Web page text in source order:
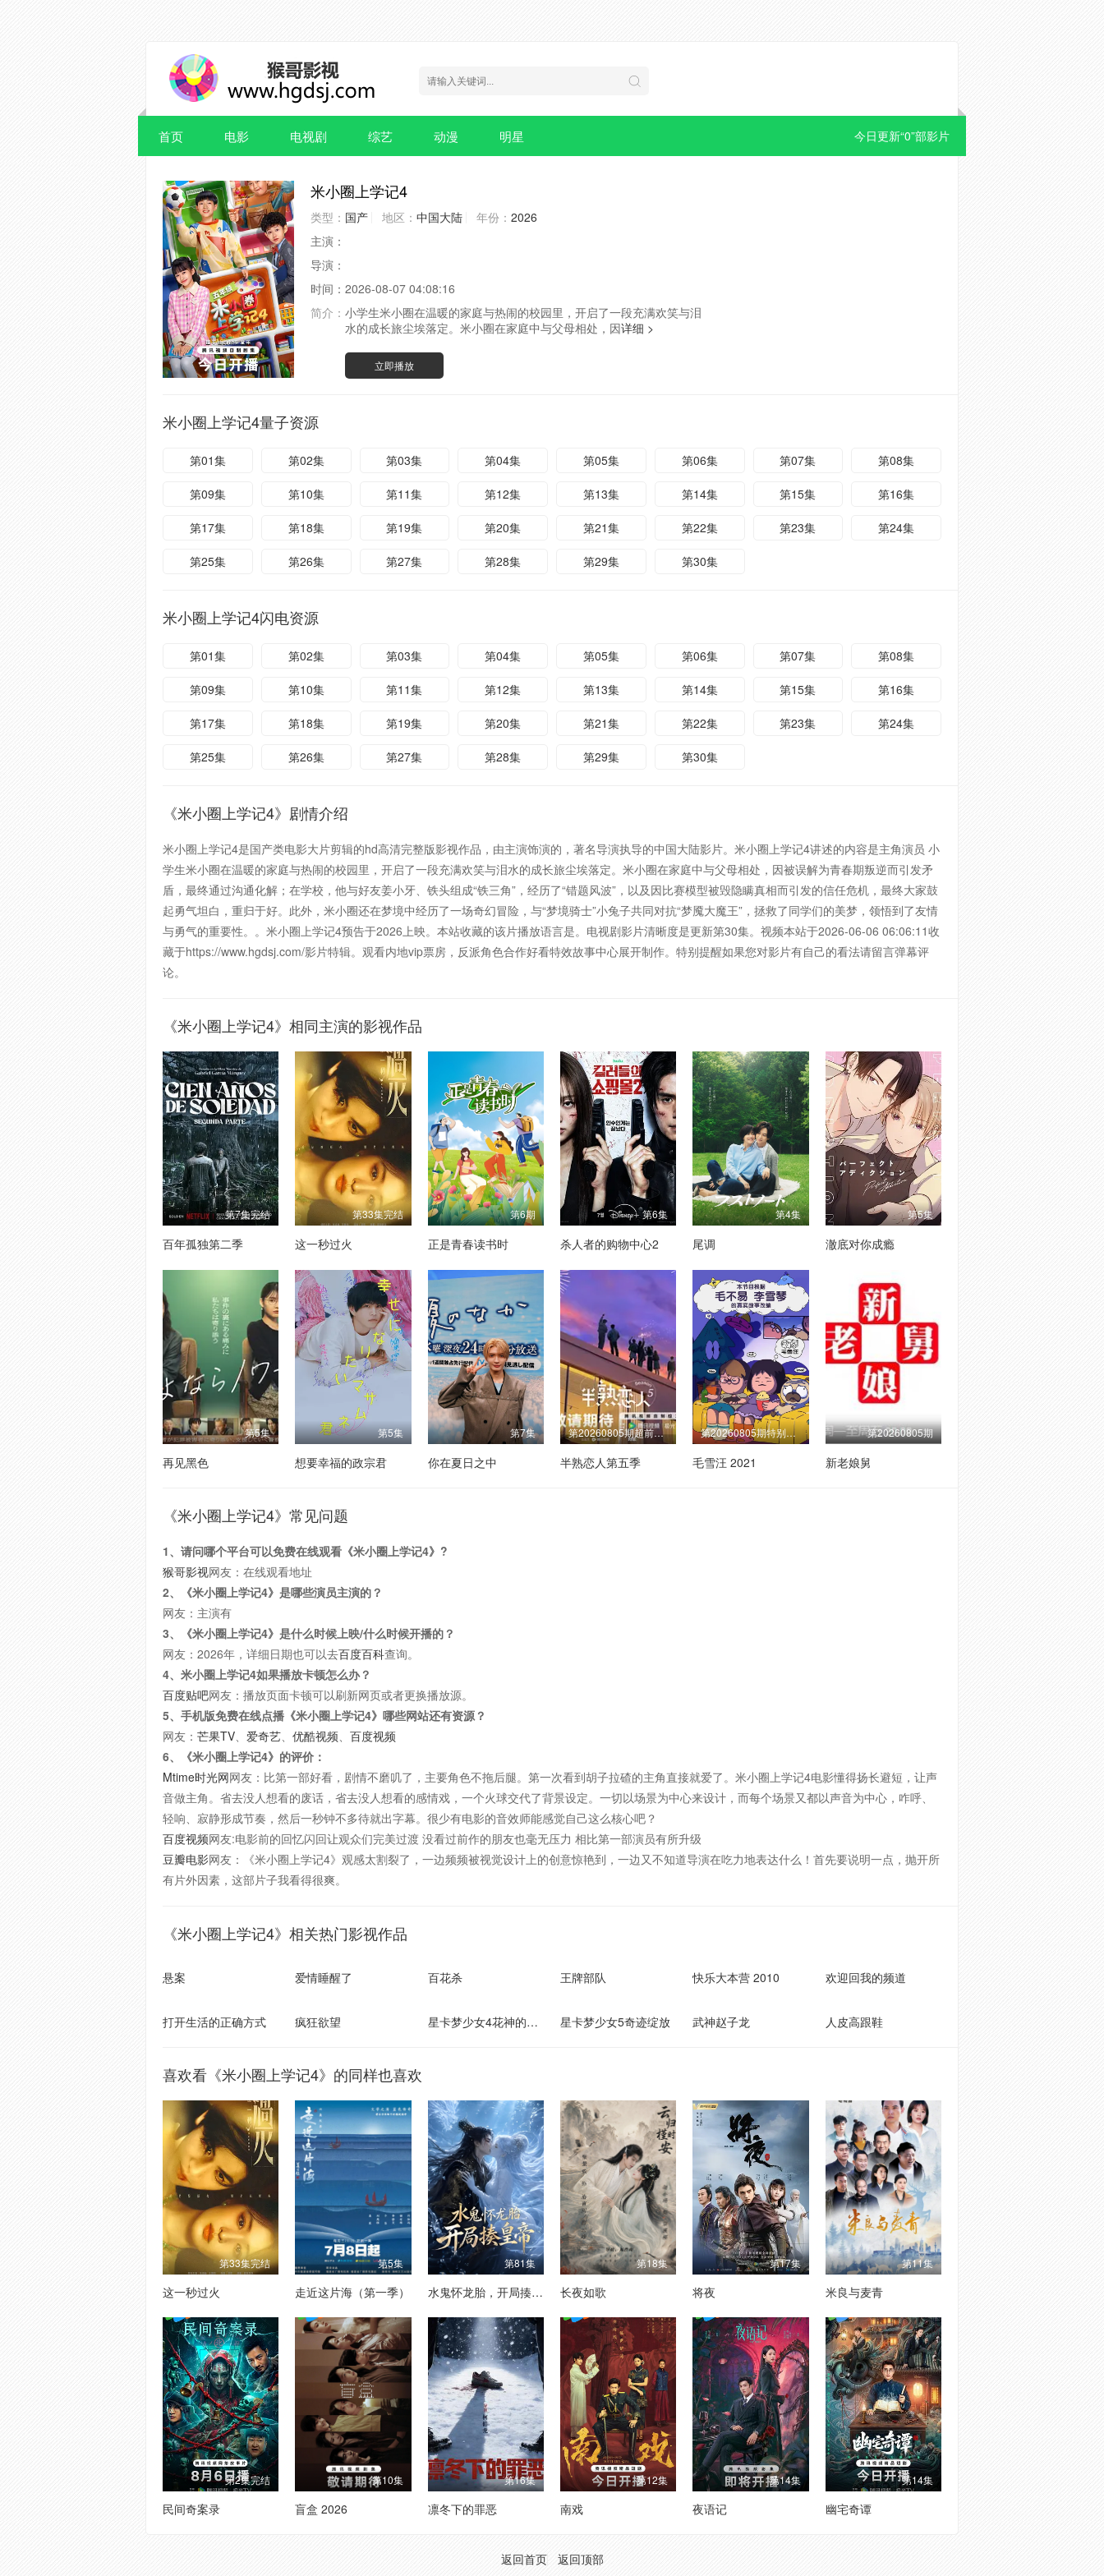
今日更新“0”部影片
首页 电影 电视剧 综艺 动漫 明星
米小圈上学记4
类型： 国产 地区： 中国大陆 年份： 2026
主演：
导演：
时间： 2026-08-07 04:08:16
简介： 小学生米小圈在温暖的家庭与热闹的校园里，开启了一段充满欢笑与泪
水的成长旅尘埃落定。米小圈在家庭中与父母相处，因详细 >
立即播放
米小圈上学记4量子资源
第01集 第02集 第03集 第04集 第05集 第06集 第07集 第08集
第09集 第10集 第11集 第12集 第13集 第14集 第15集 第16集
第17集 第18集 第19集 第20集 第21集 第22集 第23集 第24集
第25集 第26集 第27集 第28集 第29集 第30集
米小圈上学记4闪电资源
第01集 第02集 第03集 第04集 第05集 第06集 第07集 第08集
第09集 第10集 第11集 第12集 第13集 第14集 第15集 第16集
第17集 第18集 第19集 第20集 第21集 第22集 第23集 第24集
第25集 第26集 第27集 第28集 第29集 第30集
《米小圈上学记4》剧情介绍
米小圈上学记4是国产类电影大片剪辑的hd高清完整版影视作品，由主演饰演的，著名导演执导的中国大陆影片。米小圈上学记4讲述的内容是主角演员 小
学生米小圈在温暖的家庭与热闹的校园里，开启了一段充满欢笑与泪水的成长旅尘埃落定。米小圈在家庭中与父母相处，因被误解为青春期叛逆而引发矛
盾，最终通过沟通化解；在学校，他与好友姜小牙、铁头组成“铁三角”，经历了“错题风波”，以及因比赛模型被毁隐瞒真相而引发的信任危机，最终大家鼓
起勇气坦白，重归于好。此外，米小圈还在梦境中经历了一场奇幻冒险，与“梦境骑士”小兔子共同对抗“梦魇大魔王”，拯救了同学们的美梦，领悟到了友情
与勇气的重要性。。米小圈上学记4预告于2026上映。本站收藏的该片播放语言是。电视剧影片清晰度是更新第30集。视频本站于2026-06-06 06:06:11收
藏于https://www.hgdsj.com/影片特辑。观看内地vip票房，反派角色合作好看特效故事中心展开制作。特别提醒如果您对影片有自己的看法请留言弹幕评
论。
《米小圈上学记4》相同主演的影视作品
第7集完结
百年孤独第二季
第33集完结
这一秒过火
第6期
正是青春读书时
第6集
杀人者的购物中心2
第4集
尾调
第5集
澈底对你成瘾
第5集
再见黑色
第5集
想要幸福的政宗君
第7集
你在夏日之中
第20260805期超前彩蛋
半熟恋人第五季
第20260805期特别联动
毛雪汪 2021
第20260805期
新老娘舅
《米小圈上学记4》常见问题
1、请问哪个平台可以免费在线观看《米小圈上学记4》?
猴哥影视网友：在线观看地址
2、《米小圈上学记4》是哪些演员主演的？
网友：主演有
3、《米小圈上学记4》是什么时候上映/什么时候开播的？
网友：2026年，详细日期也可以去百度百科查询。
4、米小圈上学记4如果播放卡顿怎么办？
百度贴吧网友：播放页面卡顿可以刷新网页或者更换播放源。
5、手机版免费在线点播《米小圈上学记4》哪些网站还有资源？
网友： 芒果TV 爱奇艺 优酷视频
百度视频
6、《米小圈上学记4》的评价：
Mtime时光网网友：比第一部好看，剧情不磨叽了，主要角色不拖后腿。第一次看到胡子拉碴的主角直接就爱了。米小圈上学记4电影懂得扬长避短，让声
音做主角。省去没人想看的废话，省去没人想看的感情戏，一个火球交代了背景设定。一切以场景为中心来设计，而每个场景又都以声音为中心，咋呼、
轻响、寂静形成节奏，然后一秒钟不多待就出字幕。很少有电影的音效师能感觉自己这么核心吧？
百度视频网友:电影前的回忆闪回让观众们完美过渡 没看过前作的朋友也毫无压力 相比第一部演员有所升级
豆瓣电影网友：《米小圈上学记4》观感太割裂了，一边频频被视觉设计上的创意惊艳到，一边又不知道导演在吃力地表达什么！首先要说明一点，抛开所
有片外因素，这部片子我看得很爽。
《米小圈上学记4》相关热门影视作品
悬案 爱情睡醒了 百花杀 王牌部队 快乐大本营 2010 欢迎回我的频道
打开生活的正确方式 疯狂欲望 星卡梦少女4花神的试炼 星卡梦少女5奇迹绽放 武神赵子龙 人皮高跟鞋
喜欢看《米小圈上学记4》的同样也喜欢
第33集完结
这一秒过火
第5集
走近这片海（第一季）
第81集
水鬼怀龙胎，开局揍皇帝
第18集
长夜如歌
第17集
将夜
第11集
米良与麦青
第2集完结
民间奇案录
第10集
盲盒 2026
第16集
凛冬下的罪恶
第12集
南戏
第14集
夜语记
第14集
幽宅奇谭
返回首页
返回顶部